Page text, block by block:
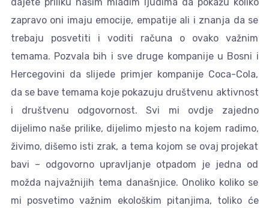
zapravo oni imaju emocije, empatije ali i znanja da se
trebaju posvetiti i voditi računa o ovako važnim
temama. Pozvala bih i sve druge kompanije u Bosni i
Hercegovini da slijede primjer kompanije Coca-Cola,
da se bave temama koje pokazuju društvenu aktivnost
i društvenu odgovornost. Svi mi ovdje zajedno
dijelimo naše prilike, dijelimo mjesto na kojem radimo,
živimo, dišemo isti zrak, a tema kojom se ovaj projekat
bavi – odgovorno upravljanje otpadom je jedna od
možda najvažnijih tema današnjice. Onoliko koliko se
mi posvetimo važnim ekološkim pitanjima, toliko će